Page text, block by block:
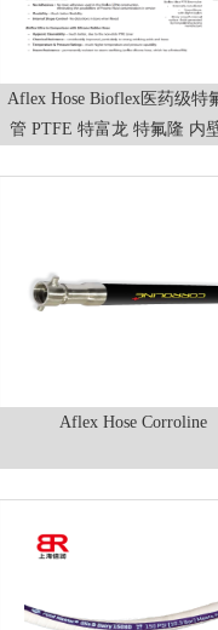
Aflex Hose Bioflex医药级特
管 PTFE 特富龙 特氟隆 内
Aflex Hose Corroline